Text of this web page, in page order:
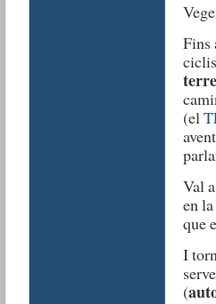
Fins
(el
Val
en
que
I
(